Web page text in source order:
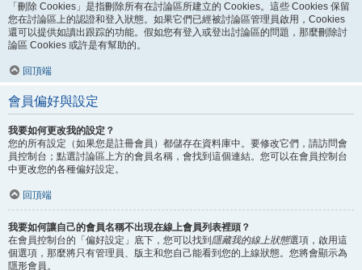
「刪除 Cookies」是指刪除所有在討論區所建立的 Cookies。這些 Cookies 保留
您在討論區上的認證和登入狀態。如果它們已經被討論區管理員啟用，Cookies
還可以提供如讀出跟踪的功能。假如您有登入或登出討論區的問題，那麼刪除討
論區 Cookies 或許是有幫助的。
回頂端
會員偏好與設定
我要如何更改我的設定？
您的所有設定（如果您是註冊會員）都儲存在資料庫中。要修改它們，請訪問會
員控制台；點選討論區上方的會員名稱，會找到這個連結。您可以在會員控制台
中更改您的各種偏好設定。
回頂端
我要如何讓自己的會員名稱不出現在線上會員列表裡頭？
在會員控制台的「偏好設定」底下，您可以找到 隱藏我的線上狀態選項，啟用這
個選項，那麼將只有管理員、版主和您自己能看到您的上線狀態。您將會顯示為
隱形會員。